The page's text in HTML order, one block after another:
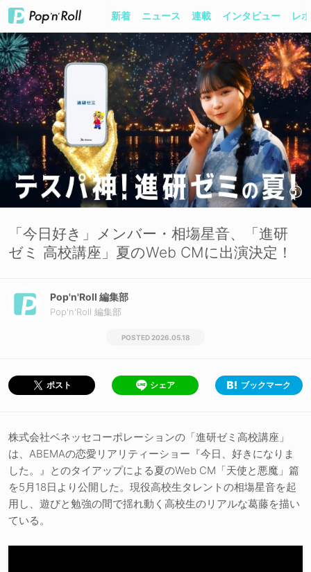
新着 ニュース 連載 インタビュー レ
「今日好き」メンバー・相塲星音、「進研
ゼミ 高校講座」夏のWeb CMに出演決定！
Pop'n'Roll 編集部
Pop'n'Roll 編集部
2026.05.18
ポスト シェア ブックマーク
株式会社ベネッセコーポレーションの「進研ゼミ高校講座」
は、ABEMAの恋愛リアリティーショー『今日、好きになりま
した。』とのタイアップによる夏のWeb CM「天使と悪魔」篇
を5月18日より公開した。現役高校生タレントの相塲星音を起
用し、遊びと勉強の間で揺れ動く高校生のリアルな葛藤を描い
ている。